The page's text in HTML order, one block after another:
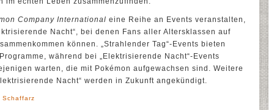
Company International eine Reihe an Events veranstalten,
Nacht“, bei denen Fans aller Altersklassen auf
können. „Strahlender Tag“-Events bieten
während bei „Elektrisierende Nacht“-Events
warten, die mit Pokémon aufgewachsen sind. Weitere
Nacht“ werden in Zukunft angekündigt.
Schaffarz